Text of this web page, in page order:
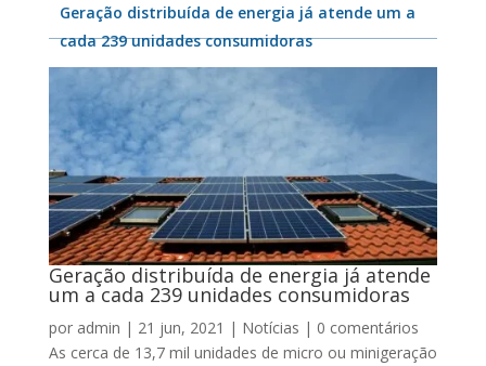
Geração distribuída de energia já atende um a
cada 239 unidades consumidoras
Geração distribuída de energia já atende
um a cada 239 unidades consumidoras
por admin | 21 jun, 2021 | Notícias | 0 comentários
As cerca de 13,7 mil unidades de micro ou minigeração